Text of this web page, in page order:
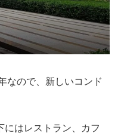
なので、新しいコンド
にはレストラン、カフ